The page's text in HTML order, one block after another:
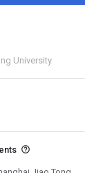
University